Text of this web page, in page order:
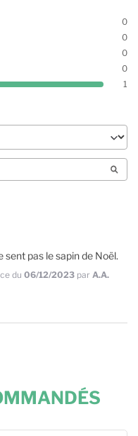
0
0
0
0
1
sent pas le sapin de Noël.
du 06/12/2023 par A.A.